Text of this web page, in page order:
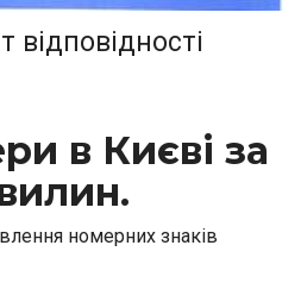
відповідності
в Києві за
номерних знаків